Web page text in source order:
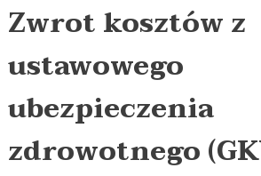
Zwrot kosztów z
ustawowego
ubezpieczenia
zdrowotnego